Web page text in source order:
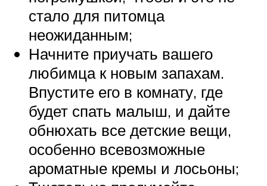
стало для питомца
неожиданным;
Начните приучать вашего
любимца к новым запахам.
Впустите его в комнату, где
будет спать малыш, и дайте
обнюхать все детские вещи,
особенно всевозможные
ароматные кремы и лосьоны;